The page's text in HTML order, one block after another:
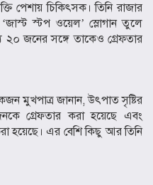
পেশায় চিকিৎসক। তিনি রাজার
স্টপ ওয়েল’ স্লোগান তুলে
২০ জনের সঙ্গে তাকেও গ্রেফ্তার
মুখপাত্র জানান, উৎপাত সৃষ্টির
গ্রেফতার করা হয়েছে এবং
হয়েছে। এর বেশি কিছু আর তিনি